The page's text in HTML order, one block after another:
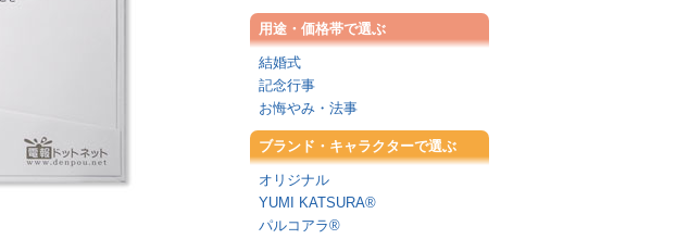
用途・価格帯で選ぶ
結婚式
記念行事
お悔やみ・法事
ブランド・キャラクターで選ぶ
オリジナル
YUMI KATSURA®
パルコアラ®